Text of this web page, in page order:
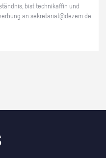
bist tech­ni­kaf­fin und
an se­kre­ta­ri­at@​dezem.​de